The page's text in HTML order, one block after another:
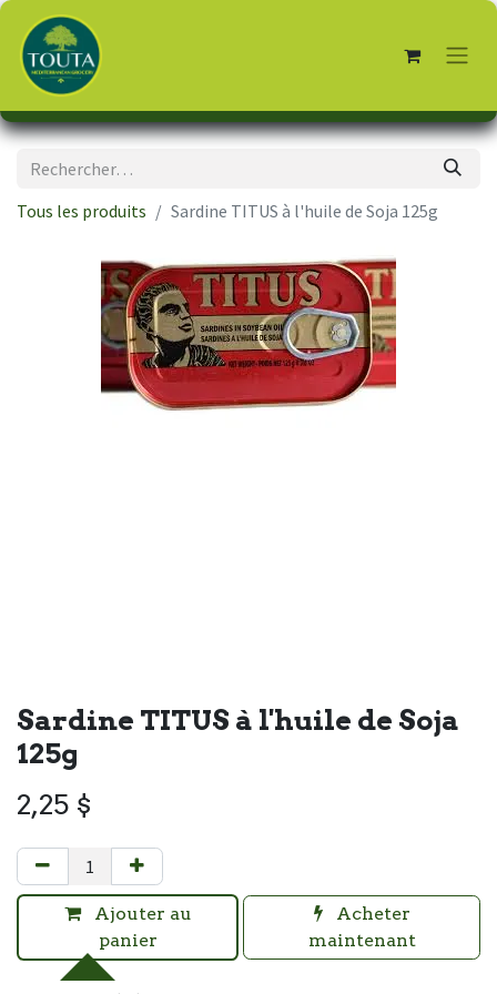
Tous les produits Sardine TITUS à l'huile de Soja 125g
Sardine TITUS à l'huile de Soja
125g
2,25 $
Ajouter au
panier
Acheter
maintenant